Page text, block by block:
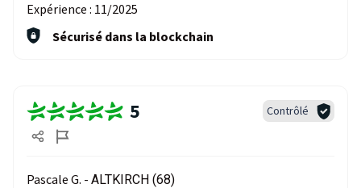
Expérience : 11/2025
Sécurisé dans la blockchain
5 Contrôlé
Pascale G. - ALTKIRCH (68)